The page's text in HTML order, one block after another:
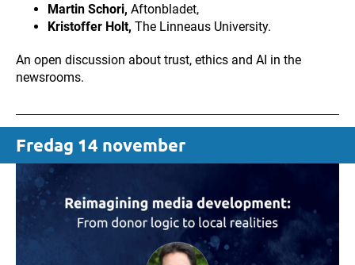
Martin Schori, Aftonbladet,
Kristoffer Holt, The Linneaus University.
An open discussion about trust, ethics and AI in the
newsrooms.
Fredag 14 november